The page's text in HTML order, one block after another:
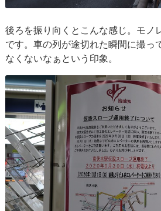
後ろを振り向くとこんな感じ。モノ
です。車の列が途切れた瞬間に撮っ
なくないなぁという印象。